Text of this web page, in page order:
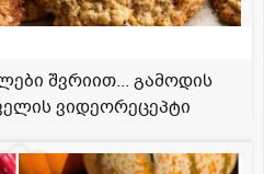
შვრიით... გამოდის
ვიდეორეცეპტი